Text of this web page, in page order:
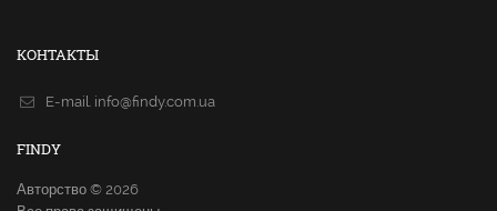
КОНТАКТЫ
E-mail. info@findy.com.ua
FINDY
Авторство © 2026